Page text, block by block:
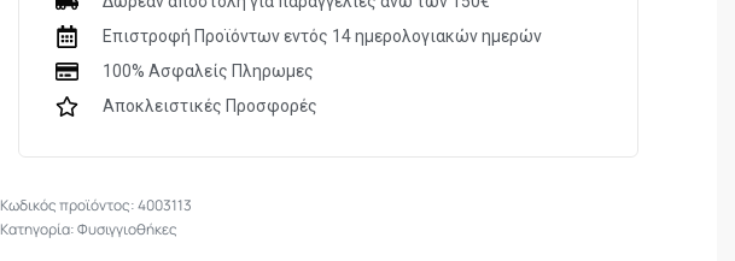
Επιστροφή Προϊόντων εντός 14 ημερολογιακών ημερών
100% Ασφαλείς Πληρωμες
Αποκλειστικές Προσφορές
4003113
Κατηγορία:Φυσιγγιοθήκες